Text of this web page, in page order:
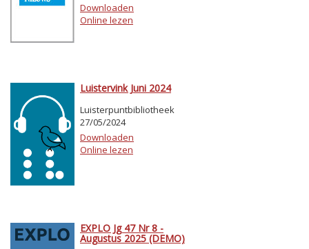
Downloaden
Online lezen
Luistervink Juni 2024
Luisterpuntbibliotheek
27/05/2024
Downloaden
Online lezen
EXPLO Jg 47 Nr 8 -
Augustus 2025 (DEMO)